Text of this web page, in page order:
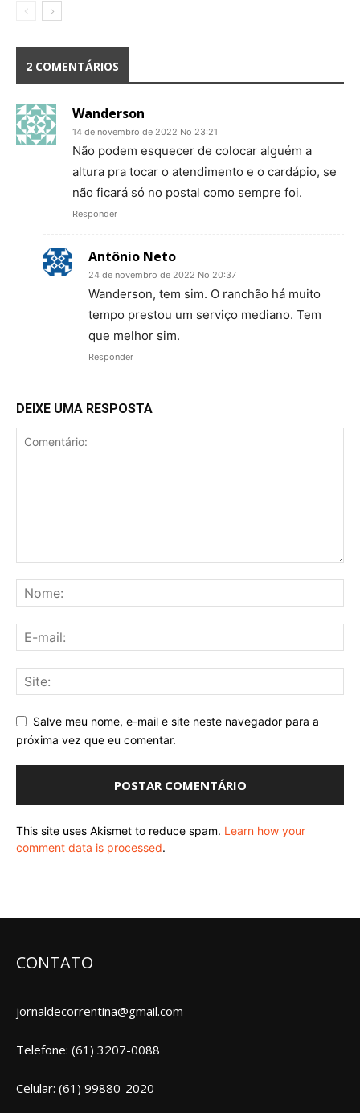
2 COMENTÁRIOS
Wanderson
14 de novembro de 2022 No 23:21
Não podem esquecer de colocar alguém a
altura pra tocar o atendimento e o cardápio, se
não ficará só no postal como sempre foi.
Responder
Antônio Neto
24 de novembro de 2022 No 20:37
Wanderson, tem sim. O ranchão há muito
tempo prestou um serviço mediano. Tem
que melhor sim.
Responder
DEIXE UMA RESPOSTA
Salve meu nome, e-mail e site neste navegador para a
próxima vez que eu comentar.
This site uses Akismet to reduce spam. Learn how your
comment data is processed.
CONTATO
jornaldecorrentina@gmail.com
Telefone: (61) 3207-0088
Celular: (61) 99880-2020